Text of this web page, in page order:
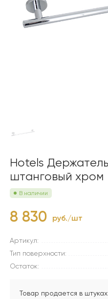
Hotels
штанговый хром
В наличии
8 830 руб./шт
Артикул:
Тип поверхности:
Остаток:
Товар продается в штуках: